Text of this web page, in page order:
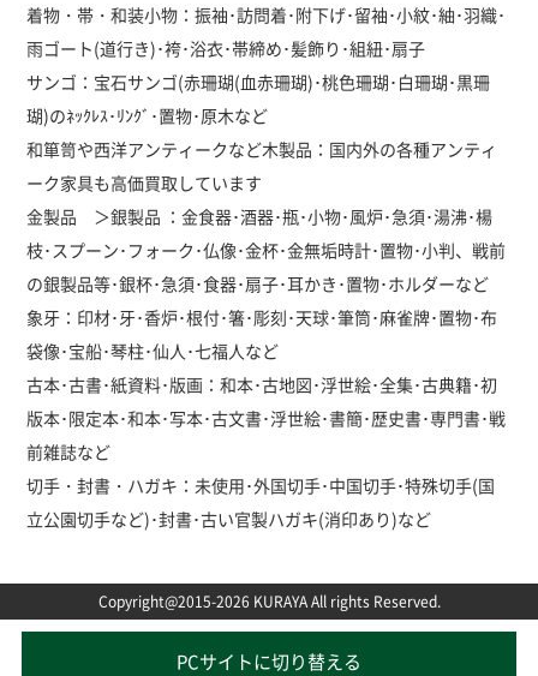
着物・帯・和装小物：振袖･訪問着･附下げ･留袖･小紋･紬･羽織･
雨ゴート(道行き)･袴･浴衣･帯締め･髪飾り･組紐･扇子
サンゴ：宝石サンゴ(赤珊瑚(血赤珊瑚)･桃色珊瑚･白珊瑚･黒珊
瑚)のﾈｯｸﾚｽ･ﾘﾝｸﾞ･置物･原木など
和箪笥や西洋アンティークなど木製品：国内外の各種アンティ
ーク家具も高価買取しています
金製品 ＞銀製品 ：金食器･酒器･瓶･小物･風炉･急須･湯沸･楊
枝･スプーン･フォーク･仏像･金杯･金無垢時計･置物･小判、戦前
の銀製品等･銀杯･急須･食器･扇子･耳かき･置物･ホルダーなど
象牙：印材･牙･香炉･根付･箸･彫刻･天球･筆筒･麻雀牌･置物･布
袋像･宝船･琴柱･仙人･七福人など
古本･古書･紙資料･版画：和本･古地図･浮世絵･全集･古典籍･初
版本･限定本･和本･写本･古文書･浮世絵･書簡･歴史書･専門書･戦
前雑誌など
切手・封書・ハガキ：未使用･外国切手･中国切手･特殊切手(国
立公園切手など)･封書･古い官製ハガキ(消印あり)など
Copyright@2015-2026 KURAYA All rights Reserved.
PCサイトに切り替える